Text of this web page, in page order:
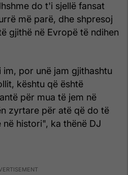
do t'i sjellë fansat
më parë, dhe shpresoj
gjithë në Evropë të ndihen
por unë jam gjithashtu
kështu që është
për mua të jem në
zyrtare për atë që do të
histori", ka thënë DJ